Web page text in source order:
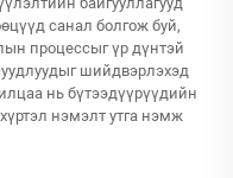
санал болгож буй,
процессыг үр дүнтэй
шийдвэрлэхэд
нь бүтээдүүрүүдийн
нэмэлт утга нэмж